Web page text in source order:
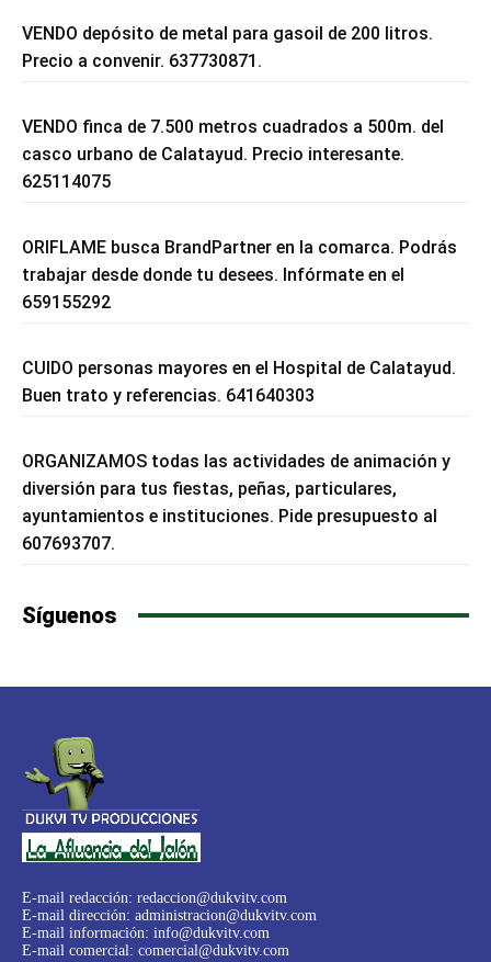
VENDO depósito de metal para gasoil de 200 litros.
Precio a convenir. 637730871.
VENDO finca de 7.500 metros cuadrados a 500m. del
casco urbano de Calatayud. Precio interesante.
625114075
ORIFLAME busca BrandPartner en la comarca. Podrás
trabajar desde donde tu desees. Infórmate en el
659155292
CUIDO personas mayores en el Hospital de Calatayud.
Buen trato y referencias. 641640303
ORGANIZAMOS todas las actividades de animación y
diversión para tus fiestas, peñas, particulares,
ayuntamientos e instituciones. Pide presupuesto al
607693707.
Síguenos
E-mail redacción: redaccion@dukvitv.com
E-mail dirección: administracion@dukvitv.com
E-mail información: info@dukvitv.com
E-mail comercial: comercial@dukvitv.com